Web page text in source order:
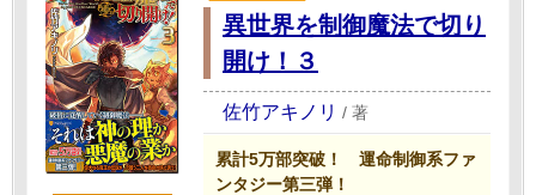
異世界を制御魔法で切り
開け！３
佐竹アキノリ / 著
累計5万部突破！ 運命制御系ファ
ンタジー第三弾！